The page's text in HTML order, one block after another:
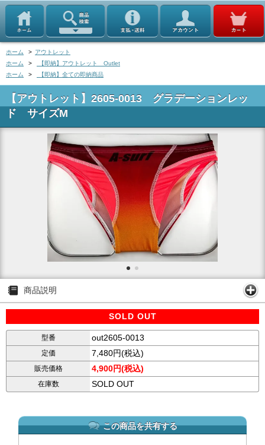
ホーム > アウトレット
ホーム
>
【即納】アウトレット Outlet
ホーム
> 【即納】全ての即納商品
【アウトレット】2605-0013 グラデーションレッ
ド サイズM
商品説明
SOLD OUT
型番 out2605-0013
定価 7,480円(税込)
販売価格 4,900円(税込)
在庫数 SOLD OUT
この商品を共有する